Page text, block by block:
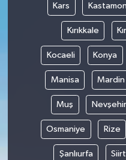
Kars
Kırıkkale
Kocaeli Konya
Manisa Mardin
Muş Nevşehir
Osmaniye Rize
Şanlıurfa Siirt